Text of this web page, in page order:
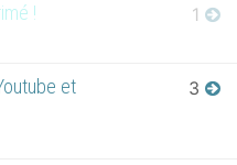
! 1
et
3